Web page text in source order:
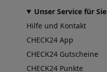
Unser Service für Sie
Hilfe und Kontakt
CHECK24 App
CHECK24 Gutscheine
CHECK24 Punkte